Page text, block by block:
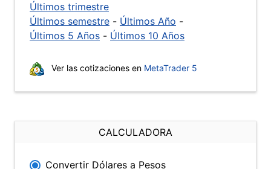
Últimos trimestre
Últimos semestre - Últimos Año -
Últimos 5 Años - Últimos 10 Años
Ver las cotizaciones en MetaTrader 5
CALCULADORA
Convertir Dólares a Pesos